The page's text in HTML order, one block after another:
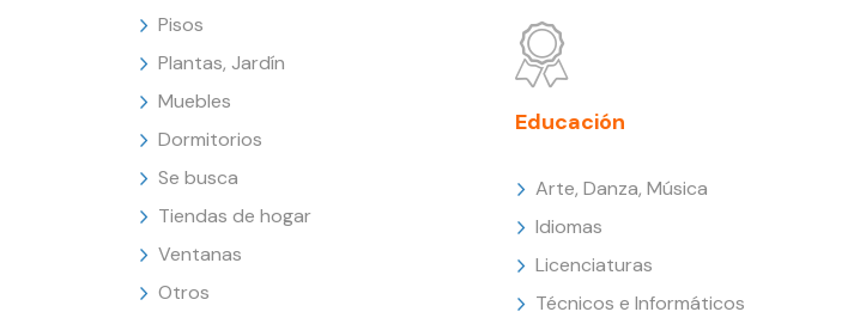
Pisos
Plantas, Jardín
Muebles
Dormitorios
Se busca
Tiendas de hogar
Ventanas
Otros
Educación
Arte, Danza, Música
Idiomas
Licenciaturas
Técnicos e Informáticos